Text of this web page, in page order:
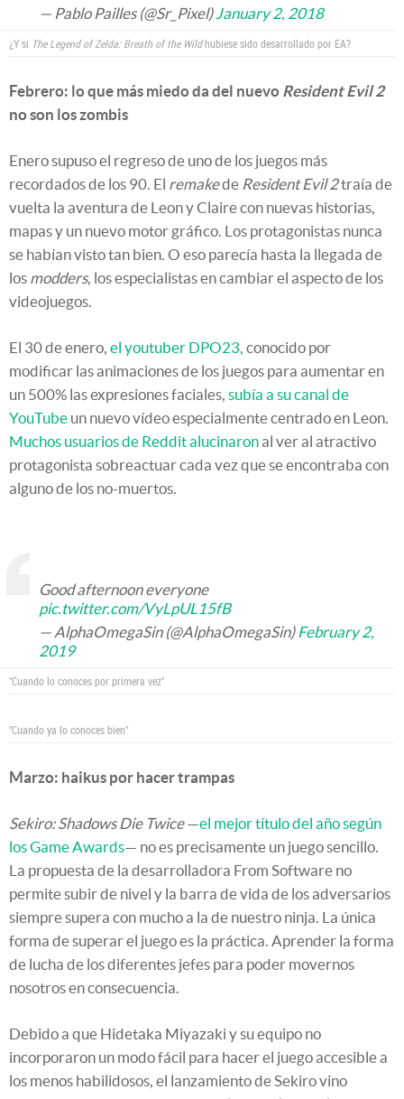
— Pablo Pailles (@Sr_Pixel)January 2, 2018
¿Y si The Legend of Zelda: Breath of the Wildhubiese sido desarrollado por EA?
Febrero: lo que más miedo da del nuevo Resident Evil 2
no son los zombis
Enero supuso el regreso de uno de los juegos más
recordados de los 90. El remakede Resident Evil 2traía de
vuelta la aventura de Leon y Claire con nuevas historias,
mapas y un nuevo motor gráfico. Los protagonistas nunca
se habían visto tan bien. O eso parecía hasta la llegada de
los modders, los especialistas en cambiar el aspecto de los
videojuegos.
El 30 de enero, el youtuber DPO23, conocido por
modificar las animaciones de los juegos para aumentar en
un 500% las expresiones faciales, subía a su canal de
YouTube un nuevo vídeo especialmente centrado en Leon.
Muchos usuarios de Reddit alucinaronal ver al atractivo
protagonista sobreactuar cada vez que se encontraba con
alguno de los no-muertos.
Good afternoon everyone
pic.twitter.com/VyLpUL15fB
— AlphaOmegaSin (@AlphaOmegaSin)February 2,
2019
"Cuando lo conoces por primera vez"
"Cuando ya lo conoces bien"
Marzo: haikus por hacer trampas
Sekiro: Shadows Die Twice—el mejor título del año según
los Game Awards— no es precisamente un juego sencillo.
La propuesta de la desarrolladora From Software no
permite subir de nivel y la barra de vida de los adversarios
siempre supera con mucho a la de nuestro ninja. La única
forma de superar el juego es la práctica. Aprender la forma
de lucha de los diferentes jefes para poder movernos
nosotros en consecuencia.
Debido a que Hidetaka Miyazaki y su equipo no
incorporaron un modo fácil para hacer el juego accesible a
los menos habilidosos, el lanzamiento de Sekiro vino